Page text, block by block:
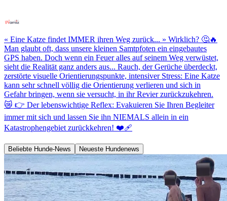
« Eine Katze findet IMMER ihren Weg zurück... » Wirklich? 🤔🔥
Man glaubt oft, dass unsere kleinen Samtpfoten ein eingebautes
GPS haben. Doch wenn ein Feuer alles auf seinem Weg verwüstet,
sieht die Realität ganz anders aus... Rauch, der Gerüche überdeckt,
zerstörte visuelle Orientierungspunkte, intensiver Stress: Eine Katze
kann sehr schnell völlig die Orientierung verlieren und sich in
Gefahr bringen, wenn sie versucht, in ihr Revier zurückzukehren.
😿 👉 Der lebenswichtige Reflex: Evakuieren Sie Ihren Begleiter
immer mit sich und lassen Sie ihn NIEMALS allein in ein
Katastrophengebiet zurückkehren! ❤️‍🩹
Beliebte Hunde-News Neueste Hundenews